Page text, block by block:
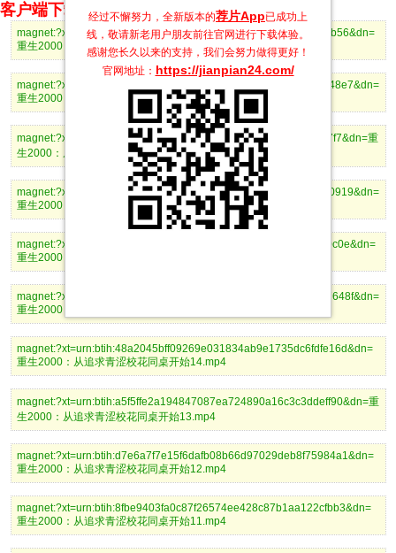
经过不懈努力，全新版本的荐片App已成功上
线，敬请新老用户朋友前往官网进行下载体验。
感谢您长久以来的支持，我们会努力做得更好！
官网地址： https://jianpian24.com/
客户端下载
magnet:?xt=urn:btih:d3fe7ed2edf4d824841b04cfc3b866aca1583b56&dn=
重生2000：从追求青涩校花同桌开始20.mp4
magnet:?xt=urn:btih:daf384f70a0190833e026cd5aaad706c547548e7&dn=
重生2000：从追求青涩校花同桌开始19.mp4
magnet:?xt=urn:btih:d4f773641d2e0c8a7851f6c4678ff6d3634ce7f7&dn=重
生2000：从追求青涩校花同桌开始18.mp4
magnet:?xt=urn:btih:1e978b6db6a52fe2e7c7e1305f3b74a4ce3e0919&dn=
重生2000：从追求青涩校花同桌开始17.mp4
magnet:?xt=urn:btih:6a29c8380edeb3279ae566ff90afbadbab730c0e&dn=
重生2000：从追求青涩校花同桌开始16.mp4
magnet:?xt=urn:btih:2ad53aa3610f7be7934e7bceedd278d1b8c7648f&dn=
重生2000：从追求青涩校花同桌开始15.mp4
magnet:?xt=urn:btih:48a2045bff09269e031834ab9e1735dc6fdfe16d&dn=
重生2000：从追求青涩校花同桌开始14.mp4
magnet:?xt=urn:btih:a5f5ffe2a194847087ea724890a16c3c3ddeff90&dn=重
生2000：从追求青涩校花同桌开始13.mp4
magnet:?xt=urn:btih:d7e6a7f7e15f6dafb08b66d97029deb8f75984a1&dn=
重生2000：从追求青涩校花同桌开始12.mp4
magnet:?xt=urn:btih:8fbe9403fa0c87f26574ee428c87b1aa122cfbb3&dn=
重生2000：从追求青涩校花同桌开始11.mp4